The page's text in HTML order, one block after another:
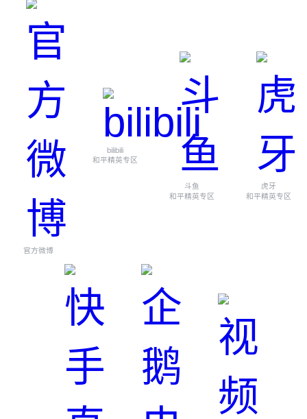
官方微博
bilibili
和平精英专区
斗鱼
和平精英专区
虎牙
和平精英专区